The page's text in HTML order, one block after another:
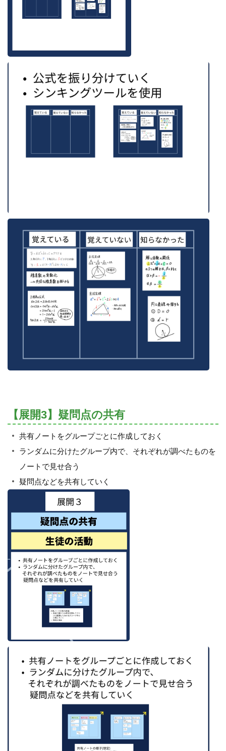
【展開3】疑問点の共有
共有ノートをグループごとに作成しておく
ランダムに分けたグループ内で、それぞれが調べたものを
ノートで見せ合う
疑問点などを共有していく